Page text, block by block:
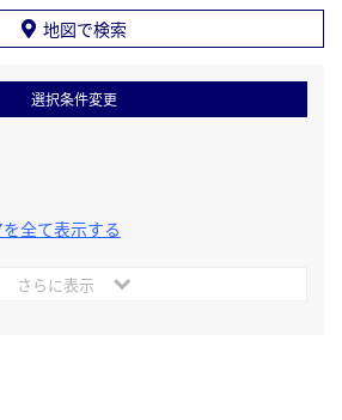
地図で検索
選択条件変更
全て表示する
さらに表示